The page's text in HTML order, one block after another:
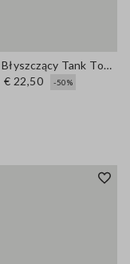
Beżowy Błyszczący Tank Top z Wiskozy Slim Fit
€ 22,50
-50%